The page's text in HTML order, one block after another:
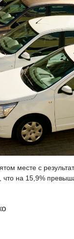
месте с
на 15,9%